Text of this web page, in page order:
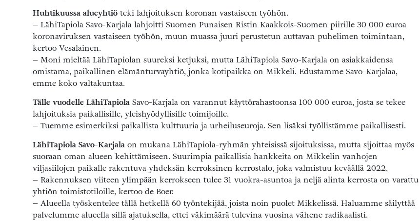
Huhtikuussa alueyhtiö teki lahjoituksen koronan vastaiseen työhön.
– LähiTapiola Savo-Karjala lahjoitti Suomen Punaisen Ristin Kaakkois-Suomen piirille 30 000 euroa
koronaviruksen vastaiseen työhön, muun muassa juuri perustetun auttavan puhelimen toimintaan,
kertoo Vesalainen.
– Moni mieltää LähiTapiolan suureksi ketjuksi, mutta LähiTapiola Savo-Karjala on asiakkaidensa
omistama, paikallinen elämänturvayhtiö, jonka kotipaikka on Mikkeli. Edustamme Savo-Karjalaa,
emme koko valtakuntaa.
Tälle vuodelle LähiTapiola Savo-Karjala on varannut käyttörahastoonsa 100 000 euroa, josta se tekee
lahjoituksia paikallisille, yleishyödyllisille toimijoille.
– Tuemme esimerkiksi paikallista kulttuuria ja urheiluseuroja. Sen lisäksi työllistämme paikallisesti.
LähiTapiola Savo-Karjala on mukana LähiTapiola-ryhmän yhteisissä sijoituksissa, mutta sijoittaa myös
suoraan oman alueen kehittämiseen. Suurimpia paikallisia hankkeita on Mikkelin vanhojen
viljasiilojen paikalle rakentuva yhdeksän kerroksinen kerrostalo, joka valmistuu keväällä 2022.
– Rakennuksen viiteen ylimpään kerrokseen tulee 31 vuokra-asuntoa ja neljä alinta kerrosta on varattu
yhtiön toimistotiloille, kertoo de Boer.
– Alueella työskentelee tällä hetkellä 60 työntekijää, joista noin puolet Mikkelissä. Haluamme säilyttää
palvelumme alueella sillä ajatuksella, ettei väkimäärä tulevina vuosina vähene radikaalisti.